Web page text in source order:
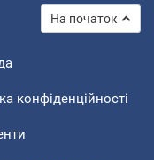
На початок
конфіденційності